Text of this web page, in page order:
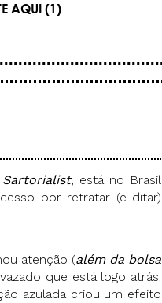
AQUI (1)
Sartorialist, está no Brasil
por retratar (e ditar)
atenção (além da bolsa
que está logo atrás.
azulada criou um efeito